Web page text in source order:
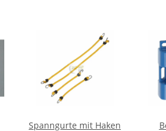
Spanngurte mit Haken